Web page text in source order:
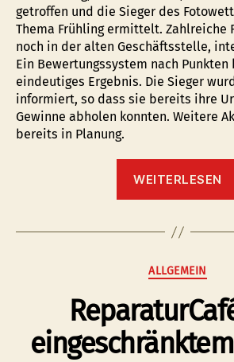
getroffen und die Sieger des
Thema Frühling ermittelt. Zahlreiche
noch in der alten Geschäftsstelle,
Ein Bewertungssystem nach Punkten
eindeutiges Ergebnis. Die Sieger
informiert, so dass sie bereits ihre
Gewinne abholen konnten. Weitere
bereits in Planung.
WEITERLESEN
ALLGEMEIN